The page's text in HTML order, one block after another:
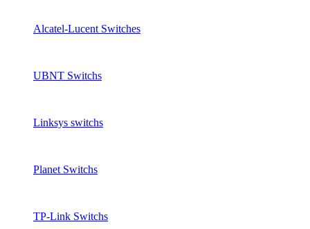
Alcatel-Lucent Switches
UBNT Switchs
Linksys switchs
Planet Switchs
TP-Link Switchs